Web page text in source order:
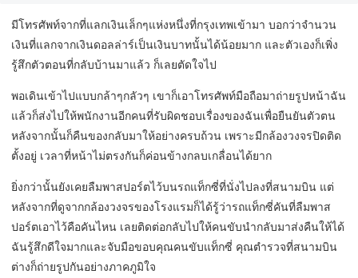
มีโทรศัพท์จากที่แลกเงินเล็กๆแห่งหนึ่งที่กรุงเทพเข้ามา บอกว่าจำนวน
เงินที่แลกจากเงินดอลล่าร์เป็นเงินบาทนั้นได้น้อยมาก และตัวเองก็เพิ่ง
รู้สึกตัวตอนที่กลับบ้านมาแล้ว ก็เลยตัดใจไป
พอเดินเข้าไปแบบกล้าๆกลัวๆ เขาก็เอาโทรศัพท์มือถือมาถ่ายรูปหน้าฉัน
แล้วก็ส่งไปให้พนักงานอีกคนที่รับผิดชอบเรื่องของฉันเพื่อยืนยันตัวตน
หลังจากนั้นก็คืนของกลับมาให้อย่างครบถ้วน เพราะมีกล้องวงจรปิดติด
ตั้งอยู่ เวลาที่หน้าไม่ตรงกันก็ค่อนข้างกลบเกลื่อนได้ยาก
ยิ่งกว่านั้นยังเคยลืมพาสปอร์ตไว้บนรถแท็กซี่ที่นั่งไปลงที่สนามบิน แต่
หลังจากที่ดูจากกล้องวงจรของโรงแรมก็ได้รู้ว่ารถแท็กซี่คันที่ลืมพาส
ปอร์ตเอาไว้คือคันไหน เลยติดต่อกลับไปให้คนขับนำกลับมาส่งคืนให้ได้
ฉันรู้สึกดีใจมากและจับมือขอบคุณคนขับแท็กซี่ คุณตำรวจที่สนามบิน
ต่างก็ถ่ายรูปกันอย่างภาคภูมิใจ